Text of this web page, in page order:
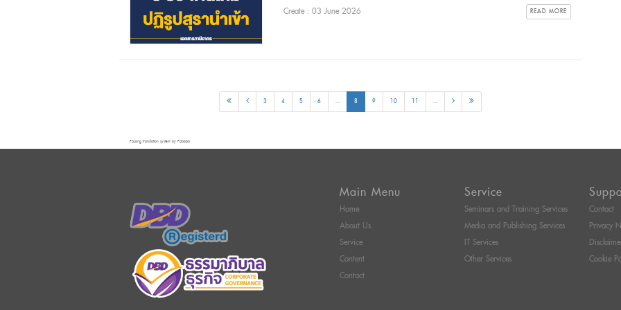
Create : 03 June 2026 READ MORE
3 4 5 6 ... 8 9 10 11 ...
FaLang translation system by Faboba
Main Menu
Home
About Us
Service
Content
Contact
Service
Seminars and Training Services
Media and Publishing Services
IT Services
Other Services
Contact
Privacy
Cookie